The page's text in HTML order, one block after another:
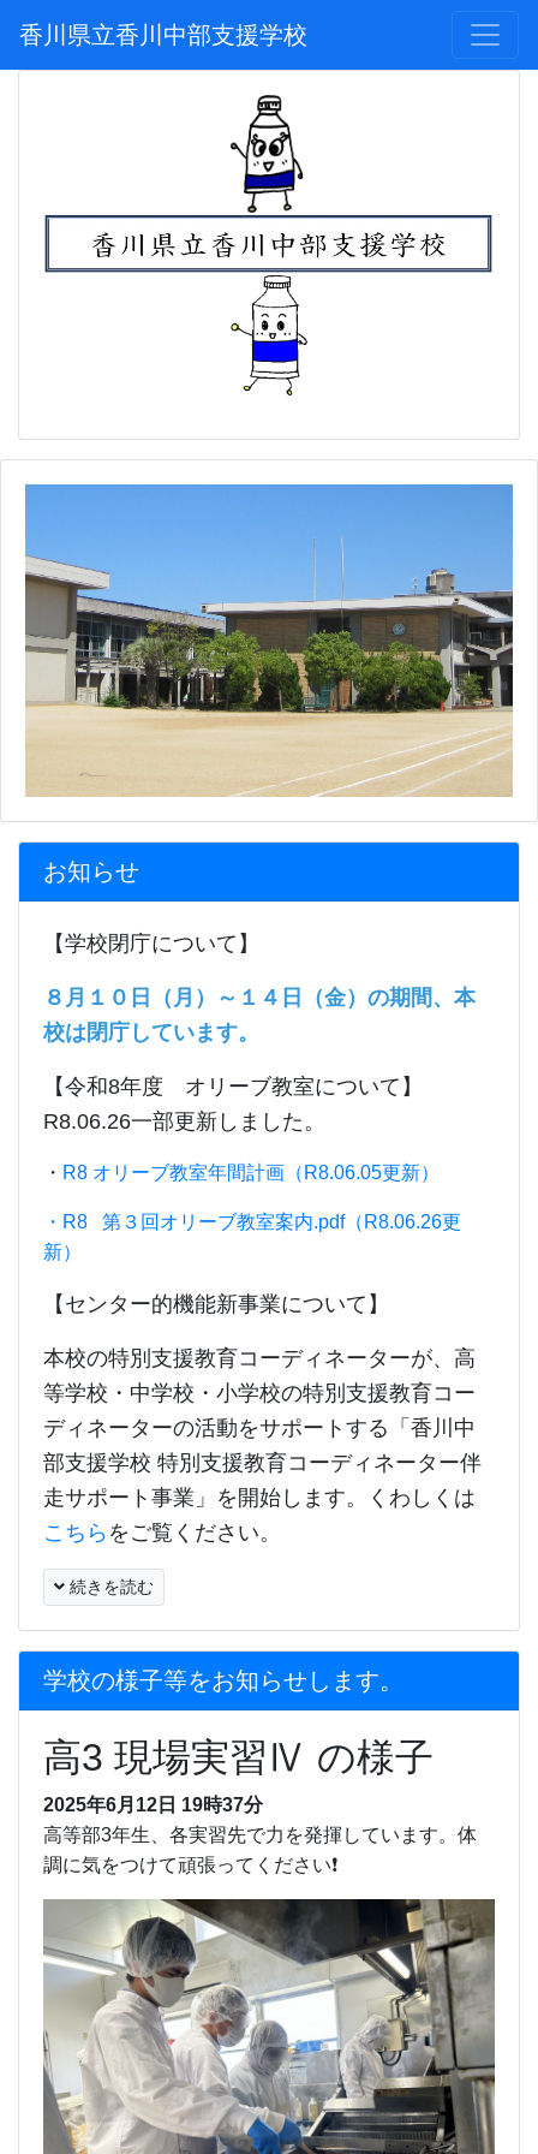
香川県立香川中部支援学校
お知らせ
【学校閉庁について】
８月１０日（月）～１４日（金）の期間、本
校は閉庁しています。
【令和8年度 オリーブ教室について】
R8.06.26一部更新しました。
・ R8 オリーブ教室年間計画（R8.06.05更新）
・R8 第３回オリーブ教室案内.pdf（R8.06.26更
新）
【センター的機能新事業について】
本校の特別支援教育コーディネーターが、高
等学校・中学校・小学校の特別支援教育コー
ディネーターの活動をサポートする「香川中
部支援学校 特別支援教育コーディネーター伴
走サポート事業」を開始します。くわしくは
こちらをご覧ください。
続きを読む
学校の様子等をお知らせします。
高3 現場実習Ⅳ の様子
2025年6月12日 19時37分
高等部3年生、各実習先で力を発揮しています。体
調に気をつけて頑張ってください❗️